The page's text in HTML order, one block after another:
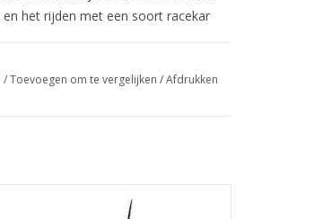
het rijden met een soort racekar
/Toevoegen om te vergelijken /Afdrukken
Schaal 1 : 25 (10.06.004)